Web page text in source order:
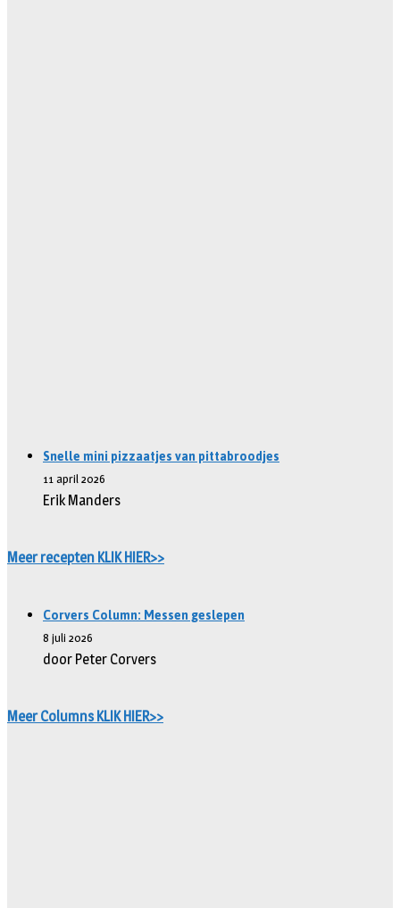
Snelle mini pizzaatjes van pittabroodjes
11 april 2026
Erik Manders
Meer recepten KLIK HIER>>
Corvers Column: Messen geslepen
8 juli 2026
door Peter Corvers
Meer Columns KLIK HIER>>